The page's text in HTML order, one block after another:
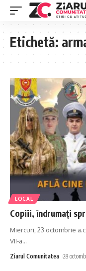
Etichetă:
LOCAL
Copiii, îndrumați
Miercuri, 23 octombrie
VII-a…
Ziarul Comunitatea 28